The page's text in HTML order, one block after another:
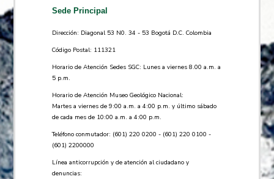
Sede Principal
Dirección: Diagonal 53 N0. 34 - 53 Bogotá D.C. Colombia
Código Postal: 111321
Horario de Atención Sedes SGC: Lunes a viernes 8.00 a.m. a
5 p.m.
Horario de Atención Museo Geológico Nacional:
Martes a viernes de 9:00 a.m. a 4:00 p.m. y último sábado
de cada mes de 10:00 a.m. a 4:00 p.m.
Teléfono conmutador: (601) 220 0200 - (601) 220 0100 -
(601) 2200000
Línea anticorrupción y de atención al ciudadano y
denuncias: